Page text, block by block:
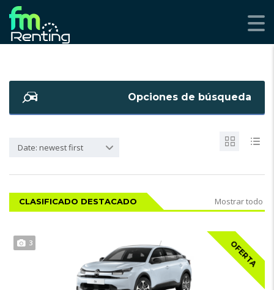
Opciones de búsqueda
Date: newest first
CLASIFICADO DESTACADO Mostrar todo
OFERTA
3